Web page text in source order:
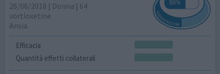
26/06/2018 | Donna | 64
vortioxetine
Ansia
Efficacia
Quantità effetti collaterali